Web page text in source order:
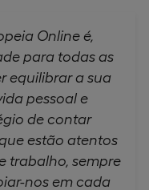
Online é,
para todas as
equilibrar a sua
pessoal e
de contar
estão atentos
trabalho, sempre
nos em cada